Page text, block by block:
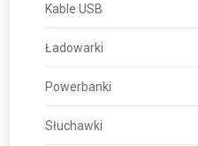
Kable USB
Ładowarki
Powerbanki
Słuchawki